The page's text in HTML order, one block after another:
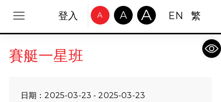
登入 A A A EN 繁
賽艇一星班
日期：2025-03-23 - 2025-03-23